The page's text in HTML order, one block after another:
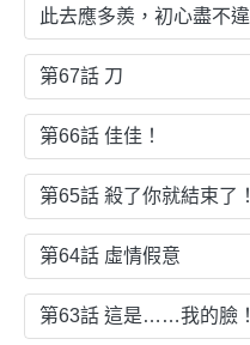
此去應多羨，初心盡不違
第67話 刀
第66話 佳佳！
第65話 殺了你就結束了！
第64話 虛情假意
第63話 這是……我的臉！